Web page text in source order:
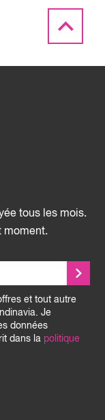
tous les mois.
moment.
et tout autre
Je
données
dans la politique